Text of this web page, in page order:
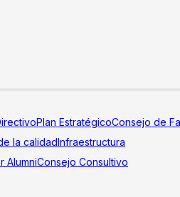
Plan EstratégicoConsejo de
la calidadInfraestructura
AlumniConsejo Consultivo